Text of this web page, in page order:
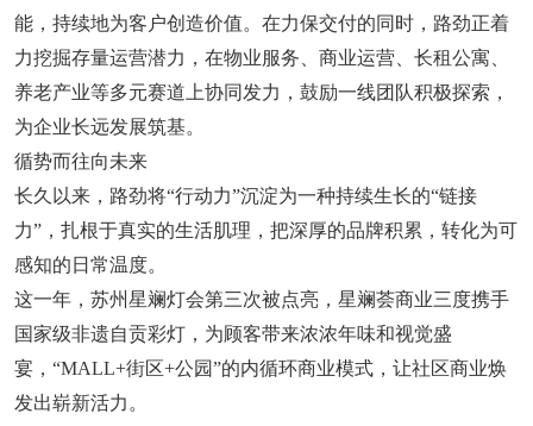
能，持续地为客户创造价值。在力保交付的同时，路劲正着
力挖掘存量运营潜力，在物业服务、商业运营、长租公寓、
养老产业等多元赛道上协同发力，鼓励一线团队积极探索，
为企业长远发展筑基。
循势而往向未来
长久以来，路劲将“行动力”沉淀为一种持续生长的“链接
力”，扎根于真实的生活肌理，把深厚的品牌积累，转化为可
感知的日常温度。
这一年，苏州星斓灯会第三次被点亮，星斓荟商业三度携手
国家级非遗自贡彩灯，为顾客带来浓浓年味和视觉盛
宴，“MALL+街区+公园”的内循环商业模式，让社区商业焕
发出崭新活力。